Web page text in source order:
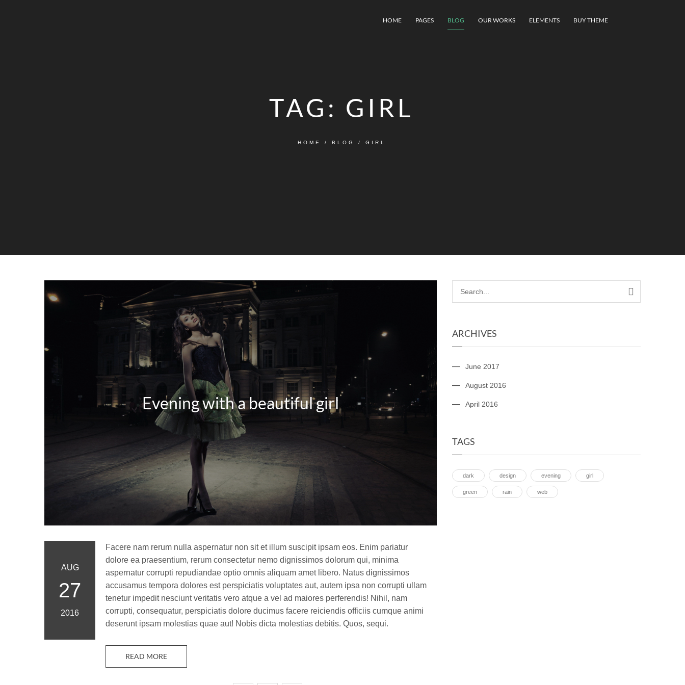
HOME PAGES BLOG OUR WORKS ELEMENTS BUY THEME
TAG: GIRL
HOME / BLOG / GIRL
Evening with a beautiful girl
AUG
27
2016
Facere nam rerum nulla aspernatur non sit et illum suscipit ipsam eos. Enim pariatur
dolore ea praesentium, rerum consectetur nemo dignissimos dolorum qui, minima
aspernatur corrupti repudiandae optio omnis aliquam amet libero. Natus dignissimos
accusamus tempora dolores est perspiciatis voluptates aut, autem ipsa non corrupti ullam
tenetur impedit nesciunt veritatis vero atque a vel ad maiores perferendis! Nihil, nam
corrupti, consequatur, perspiciatis dolore ducimus facere reiciendis officiis cumque animi
deserunt ipsam molestias quae aut! Nobis dicta molestias debitis. Quos, sequi.
READ MORE
ARCHIVES
June 2017
August 2016
April 2016
TAGS
dark design evening girl
green rain web